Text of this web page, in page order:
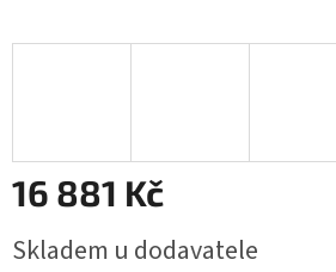
16 881 Kč
cena:
Skladem u dodavatele